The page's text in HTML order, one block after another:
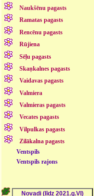
Naukšēnu pagasts
Ramatas pagasts
Rencēnu pagasts
Rūjiena
Sēļu pagasts
Skaņkalnes pagasts
Vaidavas pagasts
Valmiera
Valmieras pagasts
Vecates pagasts
Vilpulkas pagasts
Zilākalna pagasts
Ventspils
Ventspils rajons